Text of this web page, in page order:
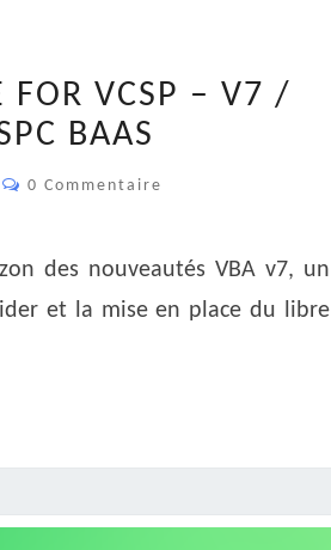
FOR VCSP – V7 /
BAAS
Commentaires
0 Commentaire
des nouveautés VBA v7, un
et la mise en place du libre